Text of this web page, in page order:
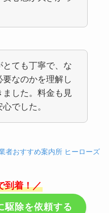
ても丁寧で、な
なのかを理解し
ました。料金も見
でした。
者おすすめ案内所 ヒーローズ
到着！／
駆除を依頼する